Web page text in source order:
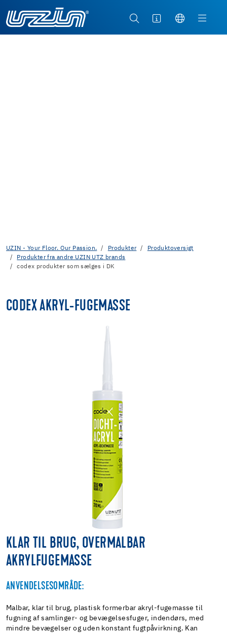
UZIN - Your Floor. Our Passion. Produkter
Produktoversigt
Produkter fra andre UZIN UTZ brands
codex produkter som sælges i DK
CODEX AKRYL-FUGEMASSE
KLAR TIL BRUG, OVERMALBAR
AKRYLFUGEMASSE
ANVENDELSESOMRÅDE:
Malbar, klar til brug, plastisk formerbar akryl-fugemasse til
fugning af samlinger- og bevægelsesfuger, indendørs, med
mindre bevægelser og uden konstant fugtpåvirkning. Kan